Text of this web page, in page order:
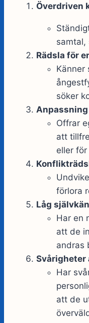
Överdriven
samtal,
Rädsla för
Känner
söker
Offrar
att
eller
förlora
Låg
Har en
att de
andras
Svårigheter
Har
att de